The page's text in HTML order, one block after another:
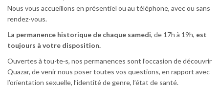
Nous vous accueillons en présentiel ou au téléphone, avec ou sans
rendez-vous.
La permanence historique de chaque samedi, de 17h à 19h, est
toujours à votre disposition.
Ouvertes à tou·te·s, nos permanences sont l’occasion de découvrir
Quazar, de venir nous poser toutes vos questions, en rapport avec
l’orientation sexuelle, l’identité de genre, l’état de santé.